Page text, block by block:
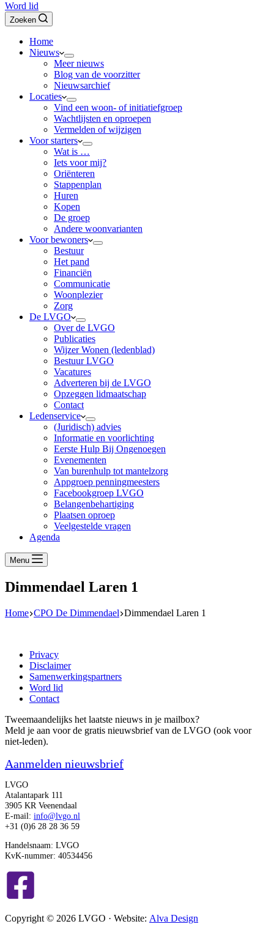
Word lid
Zoeken
Home
Nieuws
Meer nieuws
Blog van de voorzitter
Nieuwsarchief
Locaties
Vind een woon- of initiatiefgroep
Wachtlijsten en oproepen
Vermelden of wijzigen
Voor starters
Wat is …
Iets voor mij?
Oriënteren
Stappenplan
Huren
Kopen
De groep
Andere woonvarianten
Voor bewoners
Bestuur
Het pand
Financiën
Communicatie
Woonplezier
Zorg
De LVGO
Over de LVGO
Publicaties
Wijzer Wonen (ledenblad)
Bestuur LVGO
Vacatures
Adverteren bij de LVGO
Opzeggen lidmaatschap
Contact
Ledenservice
(Juridisch) advies
Informatie en voorlichting
Eerste Hulp Bij Ongenoegen
Evenementen
Van burenhulp tot mantelzorg
Appgroep penningmeesters
Facebookgroep LVGO
Belangenbehartiging
Plaatsen oproep
Veelgestelde vragen
Agenda
Menu
Dimmendael Laren 1
Home CPO De Dimmendael Dimmendael Laren 1
Privacy
Disclaimer
Samenwerkingspartners
Word lid
Contact
Tweemaandelijks het laatste nieuws in je mailbox?
Meld je aan voor de gratis nieuwsbrief van de LVGO (ook voor
niet-leden).
Aanmelden nieuwsbrief
LVGO
Atalantapark 111
3905 KR Veenendaal
E-mail: info@lvgo.nl
+31 (0)6 28 28 36 59
Handelsnaam: LVGO
KvK-nummer: 40534456
Copyright © 2026 LVGO · Website: Alva Design